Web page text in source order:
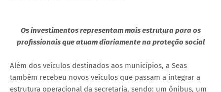
Os investimentos representam mais estrutura para os
profissionais que atuam diariamente na proteção social
Além dos veículos destinados aos municípios, a Seas
também recebeu novos veículos que passam a integrar a
estrutura operacional da secretaria, sendo: um ônibus, um